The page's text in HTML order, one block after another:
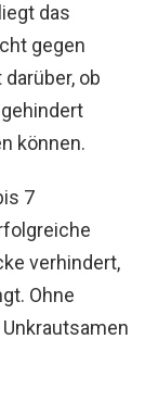
das
gegen
ob
können.
7
verhindert,
Ohne